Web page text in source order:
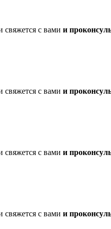
с вами и
с вами и
с вами и
с вами и